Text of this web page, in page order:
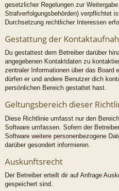
gesetzlicher Regelungen zur
Strafverfolgungsbehörden) verpflichtet
Durchsetzung rechtlicher Interessen
Gestattung der
Du gestattest dem Betreiber darüber
angegebenen Kontaktdaten zu
zentraler Informationen über das Board
dürfen er und andere Benutzer dich
persönlichen Bereich gestattet hast.
Geltungsbereich dieser
Diese Richtlinie umfasst nur den
Software umfassen. Sofern der
Software weitere personenbezogene
darüber gesondert informieren.
Auskunftsrecht
Der Betreiber erteilt dir auf Anfrage
gespeichert sind.